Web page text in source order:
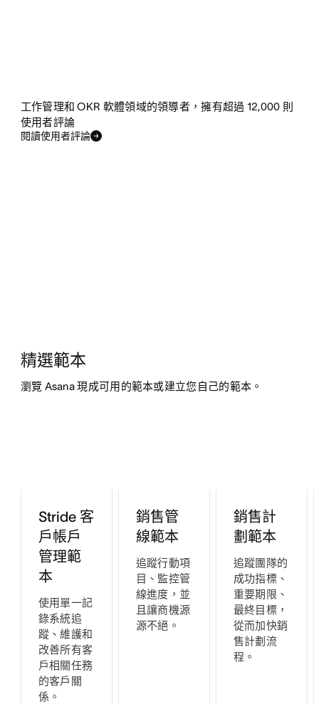
工作管理和 OKR 軟體領域的領導者，擁有超過 12,000 則
使用者評論
閱讀使用者評論
精選範本
瀏覽 Asana 現成可用的範本或建立您自己的範本。
Stride 客
戶帳戶
管理範
本
使用單一記
錄系統追
蹤、維護和
改善所有客
戶相關任務
的客戶關
係。
銷售管
線範本
追蹤行動項
目、監控管
線進度，並
且讓商機源
源不絕。
銷售計
劃範本
追蹤團隊的
成功指標、
重要期限、
最終目標，
從而加快銷
售計劃流
程。